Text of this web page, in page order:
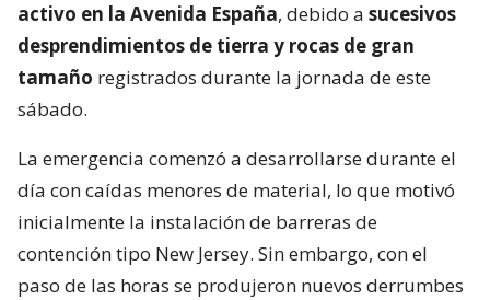
activo en la Avenida España, debido a sucesivos
desprendimientos de tierra y rocas de gran
tamaño registrados durante la jornada de este
sábado.
La emergencia comenzó a desarrollarse durante el
día con caídas menores de material, lo que motivó
inicialmente la instalación de barreras de
contención tipo New Jersey. Sin embargo, con el
paso de las horas se produjeron nuevos derrumbes